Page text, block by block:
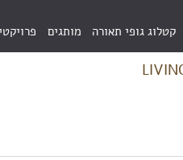
Menu
Bar
קטלוג גופי תאורה מותגים